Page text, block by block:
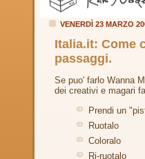
VENERDÌ 23 MARZO
Italia.it: Come
passaggi.
Se puo' farlo Wanna
dei creativi e magari
Prendi un
Ruotalo
Coloralo
Ri-ruotalo